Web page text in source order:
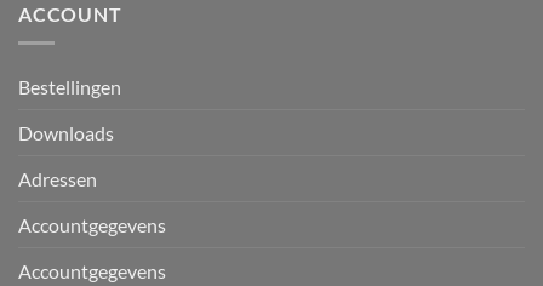
ACCOUNT
Bestellingen
Downloads
Adressen
Accountgegevens
Accountgegevens